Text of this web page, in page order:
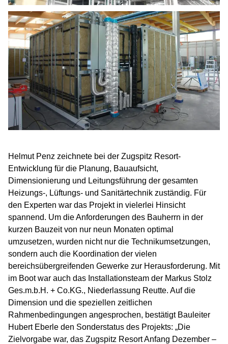
Helmut Penz zeichnete bei der Zugspitz Resort-
Entwicklung für die Planung, Bauaufsicht,
Dimensionierung und Leitungsführung der gesamten
Heizungs-, Lüftungs- und Sanitärtechnik zuständig. Für
den Experten war das Projekt in vielerlei Hinsicht
spannend. Um die Anforderungen des Bauherrn in der
kurzen Bauzeit von nur neun Monaten optimal
umzusetzen, wurden nicht nur die Technikumsetzungen,
sondern auch die Koordination der vielen
bereichsübergreifenden Gewerke zur Herausforderung. Mit
im Boot war auch das Installationsteam der Markus Stolz
Ges.m.b.H. + Co.KG., Niederlassung Reutte. Auf die
Dimension und die speziellen zeitlichen
Rahmenbedingungen angesprochen, bestätigt Bauleiter
Hubert Eberle den Sonderstatus des Projekts: „Die
Zielvorgabe war, das Zugspitz Resort Anfang Dezember –